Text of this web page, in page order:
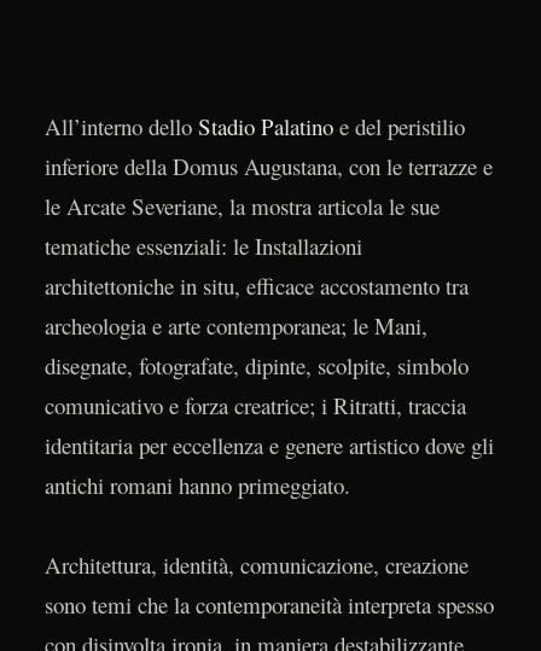
All’interno dello Stadio Palatinoe del peristilio
inferiore della Domus Augustana, con le terrazze e
le Arcate Severiane, la mostra articola le sue
tematiche essenziali: le Installazioni
architettoniche in situ, efficace accostamento tra
archeologia e arte contemporanea; le Mani,
disegnate, fotografate, dipinte, scolpite, simbolo
comunicativo e forza creatrice; i Ritratti, traccia
identitaria per eccellenza e genere artistico dove gli
antichi romani hanno primeggiato.
Architettura, identità, comunicazione, creazione
sono temi che la contemporaneità interpreta spesso
con disinvolta ironia, in maniera destabilizzante,